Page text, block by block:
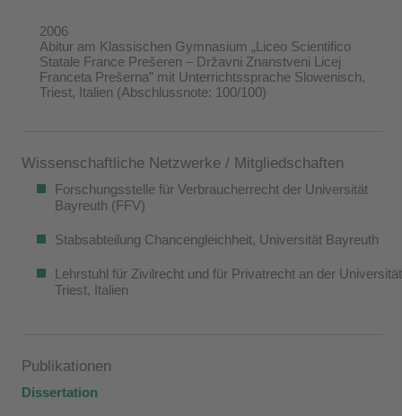
2006
Abitur am Klassischen Gymnasium „Liceo Scientifico
Statale France Prešeren – Državni Znanstveni Licej
Franceta Prešerna” mit Unterrichtssprache Slowenisch,
Triest, Italien (Abschlussnote: 100/100)
Wissenschaftliche Netzwerke / Mitgliedschaften
Forschungsstelle für Verbraucherrecht der Universität
Bayreuth (FFV)
Stabsabteilung Chancengleichheit, Universität Bayreuth
Lehrstuhl für Zivilrecht und für Privatrecht an der Universität
Triest, Italien
Publikationen
Dissertation